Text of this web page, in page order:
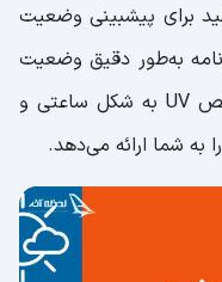
برای پیشبینی وضعیت
به‌طور دقیق وضعیت
آب و هوا، سرعت باد، رطوبت و شاخص UV به شکل ساعتی و
به شما ارائه می‌دهد.